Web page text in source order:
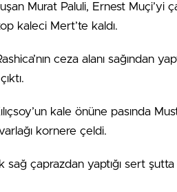
Murat Paluli, Ernest Muçi’yi
kaleci Mert’te kaldı.
ceza alanı sağından
kale önüne pasında
kornere çeldi.
çaprazdan yaptığı sert şutta